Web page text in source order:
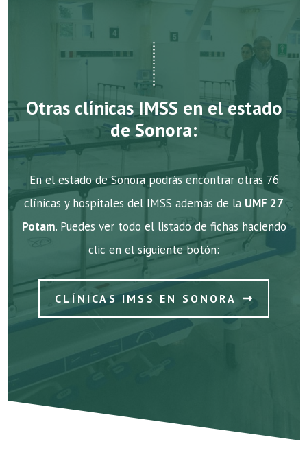
Otras clínicas IMSS en el estado
de Sonora:
En el estado de Sonora podrás encontrar otras 76
clínicas y hospitales del IMSS además de la UMF 27
Potam. Puedes ver todo el listado de fichas haciendo
clic en el siguiente botón:
CLÍNICAS IMSS EN SONORA